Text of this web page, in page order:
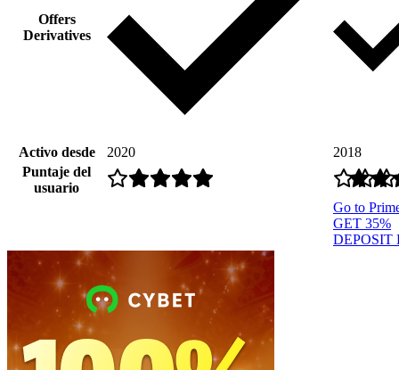
Offers
Derivatives
Activo desde 2020
2018
Puntaje del
usuario
Go to
GET 35%
DEPOSIT